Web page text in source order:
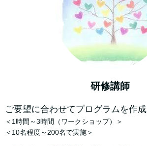
研修講師
ご要望に合わせてプログラムを作成
＜1時間～3時間（ワークショップ）＞
＜10名程度～200名で実施＞